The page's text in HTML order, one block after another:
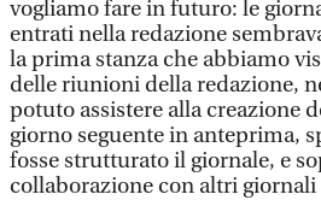
vogliamo fare in futuro: le
entrati nella redazione
la prima stanza che abbiamo
delle riunioni della redazione,
potuto assistere alla creazione
giorno seguente in anteprima,
fosse strutturato il giornale, e
collaborazione con altri giornali